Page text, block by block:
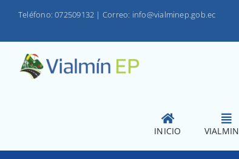
Teléfono: 072509132 | Correo: info@vialminep.gob.ec
INICIO VIALMIN